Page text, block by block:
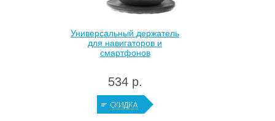
Универсальный держатель
для навигаторов и
смартфонов
534 р.